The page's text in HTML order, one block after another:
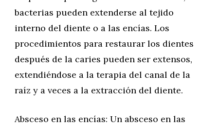
bacterias pueden extenderse al tejido
interno del diente o a las encías. Los
procedimientos para restaurar los dientes
después de la caries pueden ser extensos,
extendiéndose a la terapia del canal de la
raíz y a veces a la extracción del diente.
Absceso en las encías: Un absceso en las